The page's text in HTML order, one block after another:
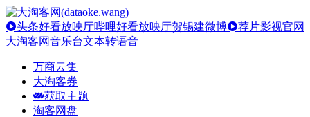
头条好看放映厅哔哩好看放映厅贺锡建微博
荐片影视官网
大淘客网音乐台文本转语音
万商云集
大淘客券
获取主题
淘客网盘